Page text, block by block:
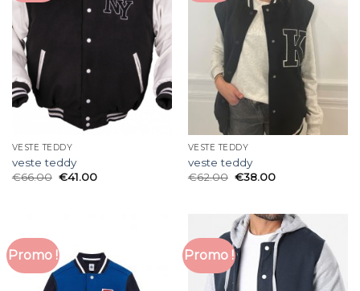
VESTE TEDDY
veste teddy
€66.00 €41.00
VESTE TEDDY
veste teddy
€62.00 €38.00
Promo ! Promo !